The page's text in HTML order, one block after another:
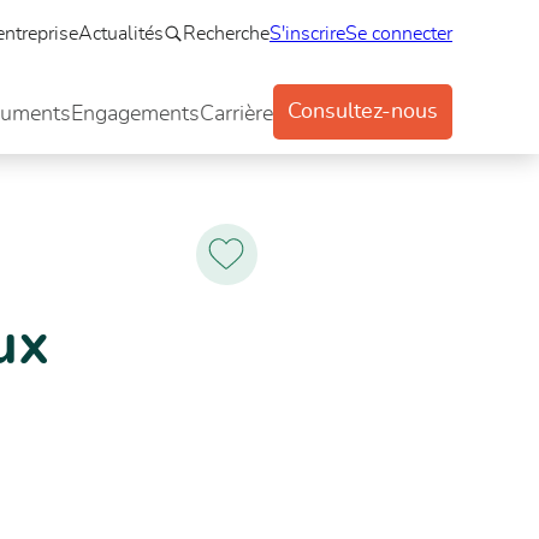
Actualités RechercheS'inscrireSe connecter
EngagementsCarrière Consultez-nous
Ajoutez